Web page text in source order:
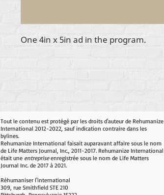
One 4in x 5in ad in the program.
Tout le contenu est protégé par les droits d'auteur de Rehumanize
International 2012-2022, sauf indication contraire dans les
bylines.
Rehumanize International faisait auparavant affaire sous le nom
de Life Matters Journal, Inc., 2011-2017. Rehumanize International
était une entrepriseenregistrée sous le nom de Life Matters
Journal Inc. de 2017 à 2021.
Réhumaniser l'international
309, rue Smithfield STE 210